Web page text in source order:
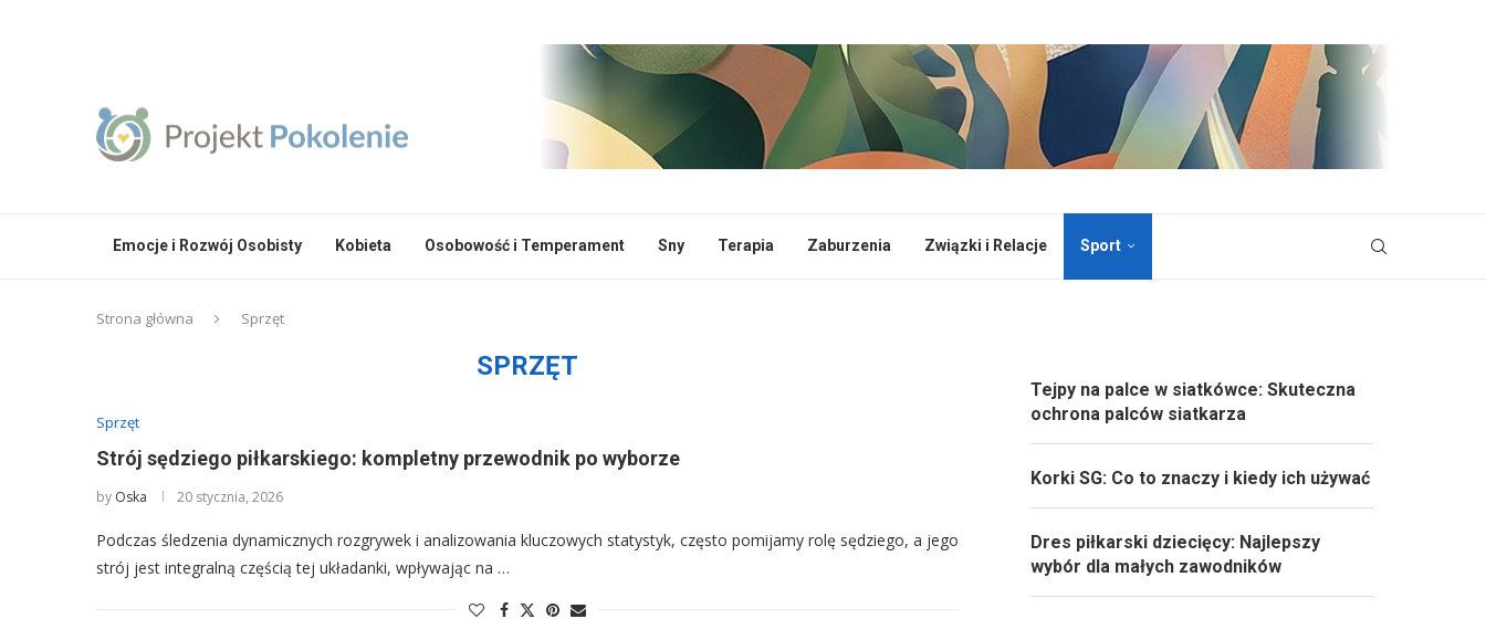
Emocje i Rozwój Osobisty Kobieta Osobowość i Temperament Sny Terapia Zaburzenia Związki i Relacje Sport
Strona główna Sprzęt
SPRZĘT
Sprzęt
Strój sędziego piłkarskiego: kompletny przewodnik po wyborze
by Oska 20 stycznia, 2026
Podczas śledzenia dynamicznych rozgrywek i analizowania kluczowych statystyk, często pomijamy rolę sędziego, a jego
strój jest integralną częścią tej układanki, wpływając na …
Tejpy na palce w siatkówce: Skuteczna
ochrona palców siatkarza
Korki SG: Co to znaczy i kiedy ich używać
Dres piłkarski dziecięcy: Najlepszy
wybór dla małych zawodników